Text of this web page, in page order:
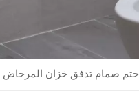
ختم صمام تدفق خزان المرحاض